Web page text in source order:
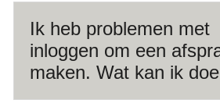
Ik heb problemen met
inloggen om een
maken. Wat kan ik